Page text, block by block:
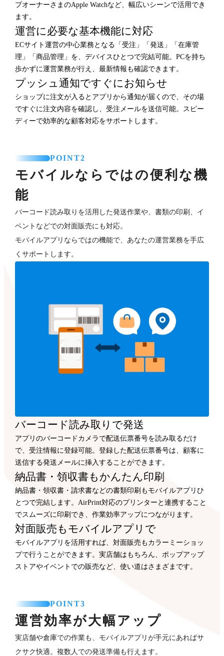
プオーナーさまのApple Watchなど、幅広いシーンで活用でき
ます。
運営に必要な基本機能に対応
ECサイト運営の中心業務となる「受注」「発送」「在庫管
理」「商品管理」を、デバイスひとつで完結可能。PCを持ち
歩かずに運営業務が行え、最新情報も確認できます。
プッシュ通知ですぐにお知らせ
ショップに注文が入るとアプリから通知が届くので、その場
ですぐに注文内容を確認し、受注メールを送信可能。スピー
ディーで効率的な顧客対応をサポートします。
POINT2
モバイルならではの便利な機
能
バーコード読み取りを活用した発送作業や、書類の印刷、イ
ベントなどでの対面販売にも対応。
モバイルアプリならではの機能で、あなたの運営業務を手広
くサポートします。
バーコード読み取りで発送
アプリのバーコードカメラで配送伝票番号を読み取るだけ
で、受注情報に登録可能。登録した配送伝票番号は、顧客に
送信する発送メールに挿入することができます。
納品書・領収書もかんたん印刷
納品書・領収書・請求書などの書類印刷もモバイルアプリひ
とつで完結します。AirPrint対応のプリンターと連携すること
でスムーズに印刷でき、作業効率アップにつながります。
対面販売もモバイルアプリで
モバイルアプリを活用すれば、対面販売もカラーミーショッ
プで行うことができます。実店舗はもちろん、ポップアップ
ストアやイベントでの販売など、使い道はさまざまです。
POINT3
運営効率が大幅アップ
実店舗や倉庫での作業も、モバイルアプリが手元にあればサ
クサク快適。複数人での発送準備も行えます。